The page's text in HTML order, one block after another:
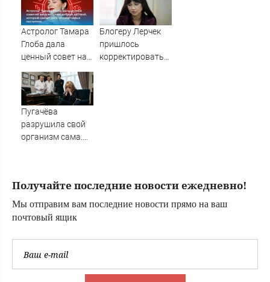
Астролог Тамара
Глоба дала
ценный совет на
добрый настрой,
который снизит
риск
Блогеру Лерчек
пришлось
корректировать
Пугачёва
разрушила свой
организм сама.
Получайте последние новости ежедневно!
Мы отправим вам последние новости прямо на ваш
почтовый ящик